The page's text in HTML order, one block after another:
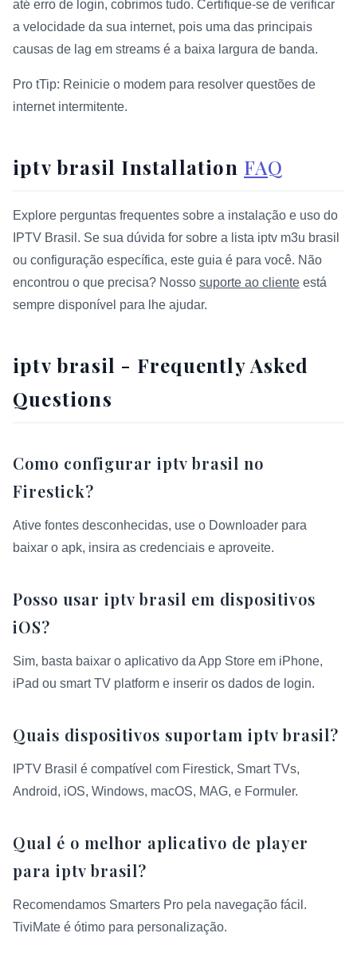
até erro de login, cobrimos tudo. Certifique-se de verificar
a velocidade da sua internet, pois uma das principais
causas de lag em streams é a baixa largura de banda.
Pro tTip: Reinicie o modem para resolver questões de
internet intermitente.
iptv brasil Installation FAQ
Explore perguntas frequentes sobre a instalação e uso do
IPTV Brasil. Se sua dúvida for sobre a lista iptv m3u brasil
ou configuração específica, este guia é para você. Não
encontrou o que precisa? Nosso suporte ao cliente está
sempre disponível para lhe ajudar.
iptv brasil - Frequently Asked
Questions
Como configurar iptv brasil no
Firestick?
Ative fontes desconhecidas, use o Downloader para
baixar o apk, insira as credenciais e aproveite.
Posso usar iptv brasil em dispositivos
iOS?
Sim, basta baixar o aplicativo da App Store em iPhone,
iPad ou smart TV platform e inserir os dados de login.
Quais dispositivos suportam iptv brasil?
IPTV Brasil é compatível com Firestick, Smart TVs,
Android, iOS, Windows, macOS, MAG, e Formuler.
Qual é o melhor aplicativo de player
para iptv brasil?
Recomendamos Smarters Pro pela navegação fácil.
TiviMate é ótimo para personalização.